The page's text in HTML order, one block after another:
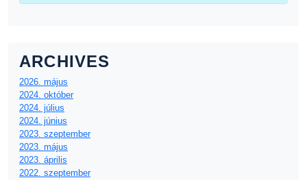
ARCHIVES
2026. május
2024. október
2024. július
2024. június
2023. szeptember
2023. május
2023. április
2022. szeptember